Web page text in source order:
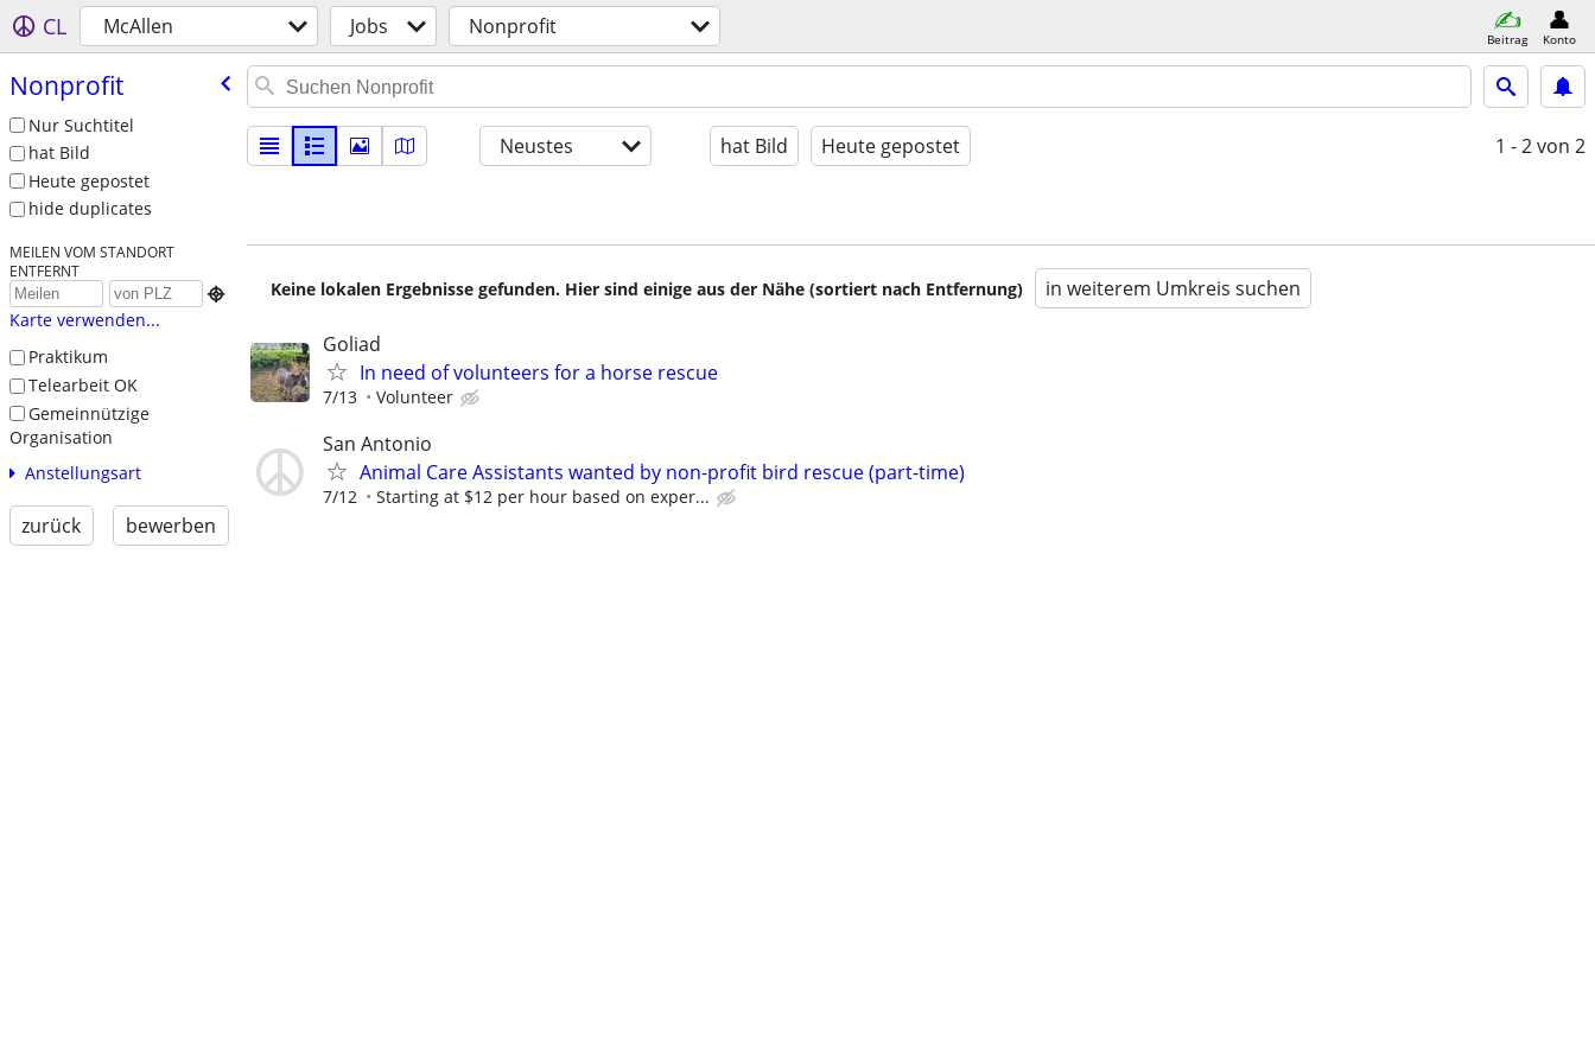
CL McAllen Jobs Nonprofit Beitrag Konto
Nonprofit
Nur Suchtitel
hat Bild
Heute gepostet
hide duplicates
MEILEN VOM STANDORT
ENTFERNT

Karte verwenden...
Praktikum
Telearbeit OK
Gemeinnützige
Organisation
Anstellungsart
zurück bewerben
Neustes hat Bild Heute gepostet 1 - 2von 2
Keine lokalen Ergebnisse gefunden. Hier sind einige aus der Nähe (sortiert nach Entfernung) in weiterem Umkreis suchen
Goliad
In need of volunteers for a horse rescue
7/13 Volunteer
San Antonio
Animal Care Assistants wanted by non-profit bird rescue (part-time)
7/12 Starting at $12 per hour based on exper...